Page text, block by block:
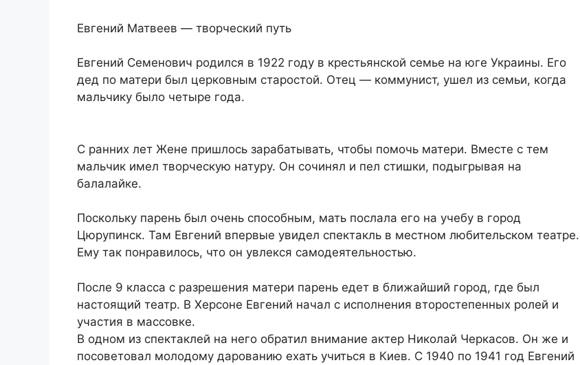
Евгений Матвеев — творческий путь
Евгений Семенович родился в 1922 году в крестьянской семье на юге Украины. Его
дед по матери был церковным старостой. Отец — коммунист, ушел из семьи, когда
мальчику было четыре года.
С ранних лет Жене пришлось зарабатывать, чтобы помочь матери. Вместе с тем
мальчик имел творческую натуру. Он сочинял и пел стишки, подыгрывая на
балалайке.
Поскольку парень был очень способным, мать послала его на учебу в город
Цюрупинск. Там Евгений впервые увидел спектакль в местном любительском театре.
Ему так понравилось, что он увлекся самодеятельностью.
После 9 класса с разрешения матери парень едет в ближайший город, где был
настоящий театр. В Херсоне Евгений начал с исполнения второстепенных ролей и
участия в массовке.
В одном из спектаклей на него обратил внимание актер Николай Черкасов. Он же и
посоветовал молодому дарованию ехать учиться в Киев. С 1940 по 1941 год Евгений